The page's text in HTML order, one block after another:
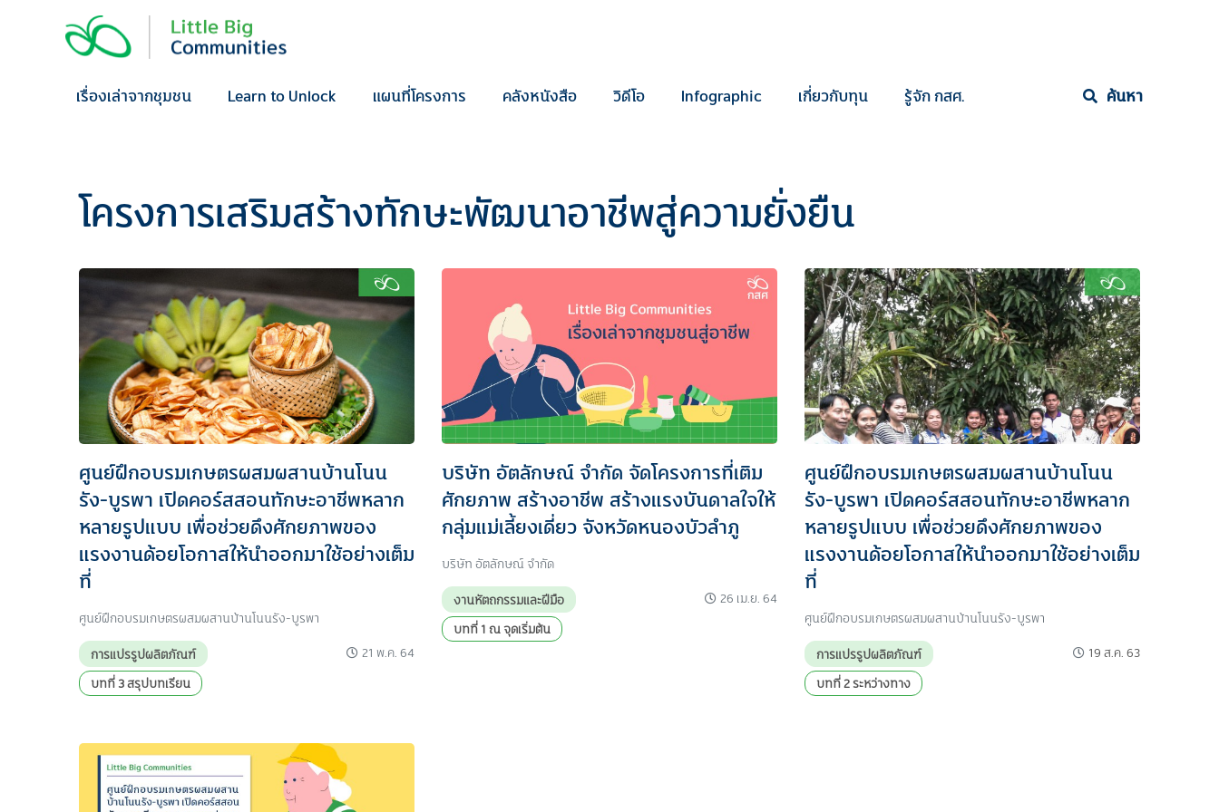
เรื่องเล่าจากชุมชน
Learn to Unlock แผนที่โครงการ คลังหนังสือ วิดีโอ Infographic เกี่ยวกับทุน รู้จัก กสศ. ค้นหา
โครงการเสริมสร้างทักษะพัฒนาอาชีพสู่ความยั่งยืน
ศูนย์ฝึกอบรมเกษตรผสมผสานบ้านโนน
รัง-บูรพา เปิดคอร์สสอนทักษะอาชีพหลาก
หลายรูปแบบ เพื่อช่วยดึงศักยภาพของ
แรงงานด้อยโอกาสให้นำออกมาใช้อย่างเต็ม
ที่
ศูนย์ฝึกอบรมเกษตรผสมผสานบ้านโนนรัง-บูรพา
การแปรรูปผลิตภัณฑ์
บทที่ 3 สรุปบทเรียน
21 พ.ค. 64
บริษัท อัตลักษณ์ จำกัด จัดโครงการที่เติม
ศักยภาพ สร้างอาชีพ สร้างแรงบันดาลใจให้
กลุ่มแม่เลี้ยงเดี่ยว จังหวัดหนองบัวลำภู
บริษัท อัตลักษณ์ จำกัด
งานหัตถกรรมและฝีมือ
บทที่ 1 ณ จุดเริ่มต้น
26 เม.ย. 64
ศูนย์ฝึกอบรมเกษตรผสมผสานบ้านโนน
รัง-บูรพา เปิดคอร์สสอนทักษะอาชีพหลาก
หลายรูปแบบ เพื่อช่วยดึงศักยภาพของ
แรงงานด้อยโอกาสให้นำออกมาใช้อย่างเต็ม
ที่
ศูนย์ฝึกอบรมเกษตรผสมผสานบ้านโนนรัง-บูรพา
การแปรรูปผลิตภัณฑ์
บทที่ 2 ระหว่างทาง
19 ส.ค. 63